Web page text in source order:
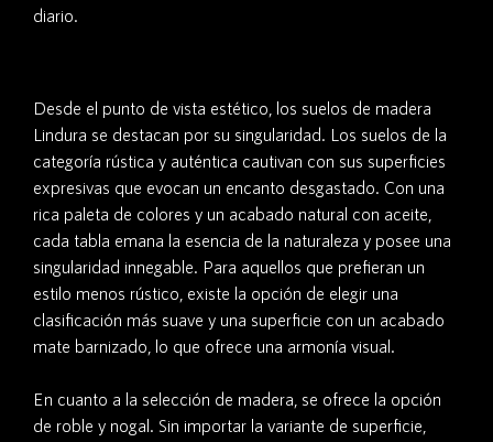
diario.
Desde el punto de vista estético, los suelos de madera
Lindura se destacan por su singularidad. Los suelos de la
categoría rústica y auténtica cautivan con sus superficies
expresivas que evocan un encanto desgastado. Con una
rica paleta de colores y un acabado natural con aceite,
cada tabla emana la esencia de la naturaleza y posee una
singularidad innegable. Para aquellos que prefieran un
estilo menos rústico, existe la opción de elegir una
clasificación más suave y una superficie con un acabado
mate barnizado, lo que ofrece una armonía visual.
En cuanto a la selección de madera, se ofrece la opción
de roble y nogal. Sin importar la variante de superficie,